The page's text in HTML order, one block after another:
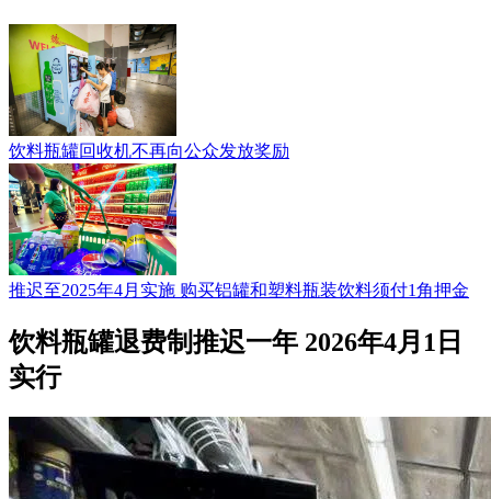
饮料瓶罐回收机不再向公众发放奖励
推迟至2025年4月实施 购买铝罐和塑料瓶装饮料须付1角押金
饮料瓶罐退费制推迟一年 2026年4月1日
实行